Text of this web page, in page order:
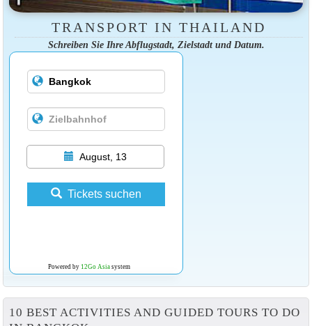
TRANSPORT IN THAILAND
Schreiben Sie Ihre Abflugstadt, Zielstadt und Datum.
August, 13
Tickets suchen
Powered by 12Go Asiasystem
10 BEST ACTIVITIES AND GUIDED TOURS TO DO